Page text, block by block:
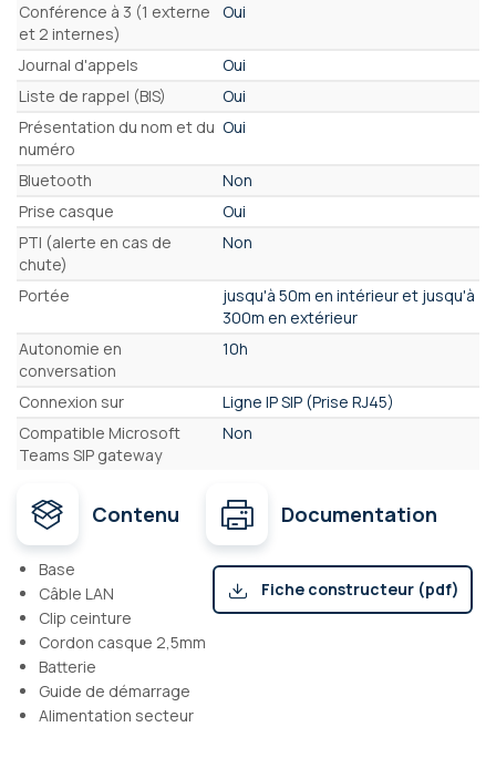
Conférence à 3 (1 externe
et 2 internes)
Oui
Journal d'appels
Oui
Liste de rappel (BIS)
Oui
Présentation du nom et du
numéro
Oui
Bluetooth
Non
Prise casque
Oui
PTI (alerte en cas de
chute)
Non
Portée
jusqu'à 50m en intérieur et jusqu'à
300m en extérieur
Autonomie en
conversation
10h
Connexion sur
Ligne IP SIP (Prise RJ45)
Compatible Microsoft
Teams SIP gateway
Non
Contenu
Base
Câble LAN
Clip ceinture
Cordon casque 2,5mm
Batterie
Guide de démarrage
Alimentation secteur
Documentation
Fiche constructeur (pdf)